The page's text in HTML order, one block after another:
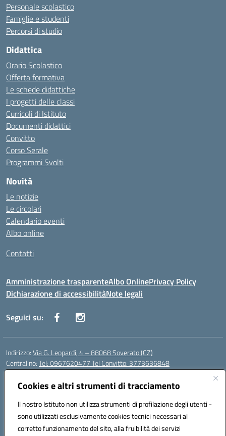
Cookies e altri strumenti di tracciamento
Il nostro Istituto non utilizza strumenti di profilazione degli utenti -
sono utilizzati esclusivamente cookies tecnici necessari al
corretto funzionamento del sito, alla fruibilità dei servizi
Personale scolastico
Famiglie e studenti
Percorsi di studio
Didattica
Orario Scolastico
Offerta formativa
Le schede didattiche
I progetti delle classi
Curricoli di Istituto
Documenti didattici
Convitto
Corso Serale
Programmi Svolti
Novità
Le notizie
Le circolari
Calendario eventi
Albo online
Contatti
Amministrazione trasparenteAlbo OnlinePrivacy Policy
Dichiarazione di accessibilitàNote legali
Seguici su:
Indirizzo:Via G. Leopardi, 4 – 88068 Soverato (CZ)
Centralino:Tel: 0967620477 Tel Convitto: 3773636848
Email:
Posta elettronica certificata (PEC):czrh04000q@pec.istruzione.it
Codice fiscale: 84000690796
Codice meccanografico:CZRH04000Q
Codice Indice delle Pubbliche Amministrazioni (IPA): istsc_czrh04000q